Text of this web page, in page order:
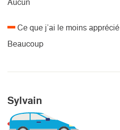
Aucun
Ce que j’ai le moins apprécié
Beaucoup
Sylvain